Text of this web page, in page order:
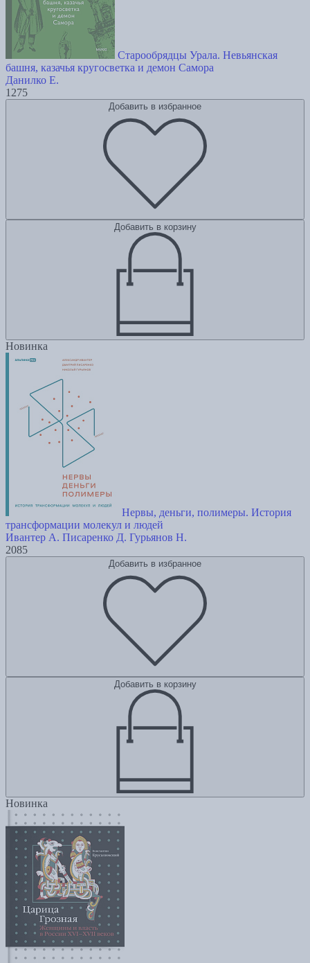
Старообрядцы Урала. Невьянская
башня, казачья кругосветка и демон Самора
Данилко Е.
1275
Добавить в избранное
Добавить в корзину
Новинка
Нервы, деньги, полимеры. История
трансформации молекул и людей
Ивантер А. Писаренко Д. Гурьянов Н.
2085
Добавить в избранное
Добавить в корзину
Новинка